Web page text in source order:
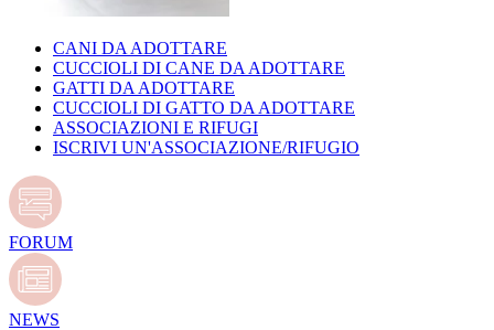
CANI DA ADOTTARE
CUCCIOLI DI CANE DA ADOTTARE
GATTI DA ADOTTARE
CUCCIOLI DI GATTO DA ADOTTARE
ASSOCIAZIONI E RIFUGI
ISCRIVI UN'ASSOCIAZIONE/RIFUGIO
FORUM
NEWS